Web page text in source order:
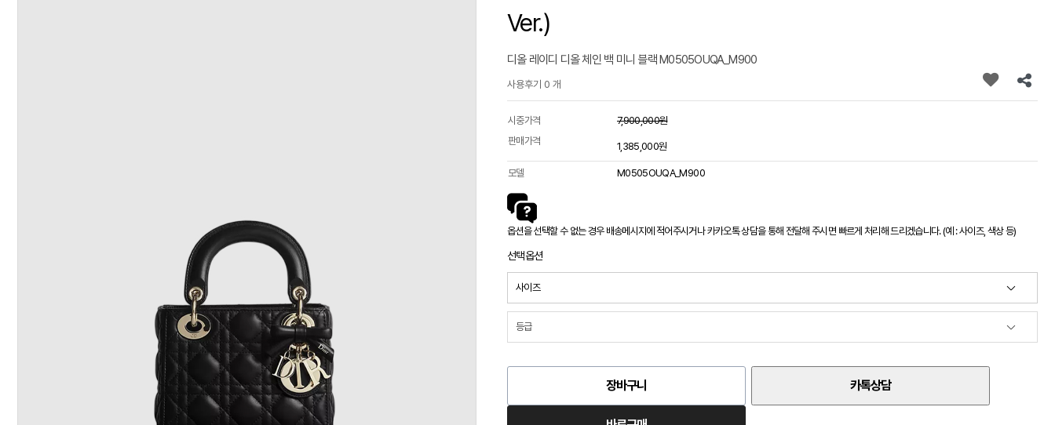
Ver.)
디올 레이디 디올 체인 백 미니 블랙 M0505OUQA_M900
사용후기 0 개
시중가격
7,900,000원
판매가격
1,385,000원
모델 M0505OUQA_M900
옵션을 선택할 수 없는 경우 배송메시지에 적어주시거나 카카오톡 상담을 통해 전달해 주시면 빠르게 처리해 드리겠습니다. (예 : 사이즈, 색상 등)
선택옵션
장바구니 카톡상담